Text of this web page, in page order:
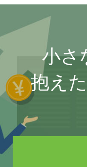
小さ
抱え